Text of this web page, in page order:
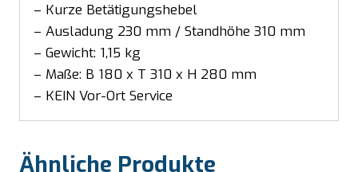
– Kurze Betätigungshebel
– Ausladung 230 mm / Standhöhe 310 mm
– Gewicht: 1,15 kg
– Maße: B 180 x T 310 x H 280 mm
– KEIN Vor-Ort Service
Ähnliche Produkte